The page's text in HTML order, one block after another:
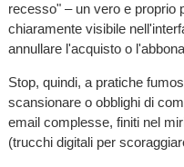
recesso" – un vero e proprio
chiaramente visibile
annullare l'acquisto o
Stop, quindi, a pratiche
scansionare o obblighi di
email complesse, finiti nel
(trucchi digitali per